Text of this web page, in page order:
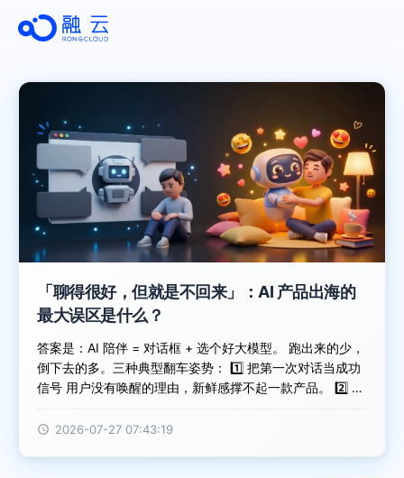
「聊得很好，但就是不回来」：AI 产品出海的
最大误区是什么？
答案是：AI 陪伴 = 对话框 + 选个好大模型。 跑出来的少，
倒下去的多。三种典型翻车姿势： 1️⃣ 把第一次对话当成功
信号 用户没有唤醒的理由，新鲜感撑不起一款产品。 2️⃣ 有
式告诉你——不是。真正的陪伴，需要维护关系。 3️⃣ 不计
2026-07-27 07:43:19